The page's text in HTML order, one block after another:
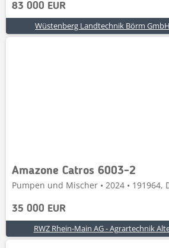
83 000 EUR
Wüstenberg Landtechnik Börm
Amazone Catros 6003-2
Pumpen und Mischer • 2024 • 191964,
35 000 EUR
RWZ Rhein-Main AG - Agrartechnik